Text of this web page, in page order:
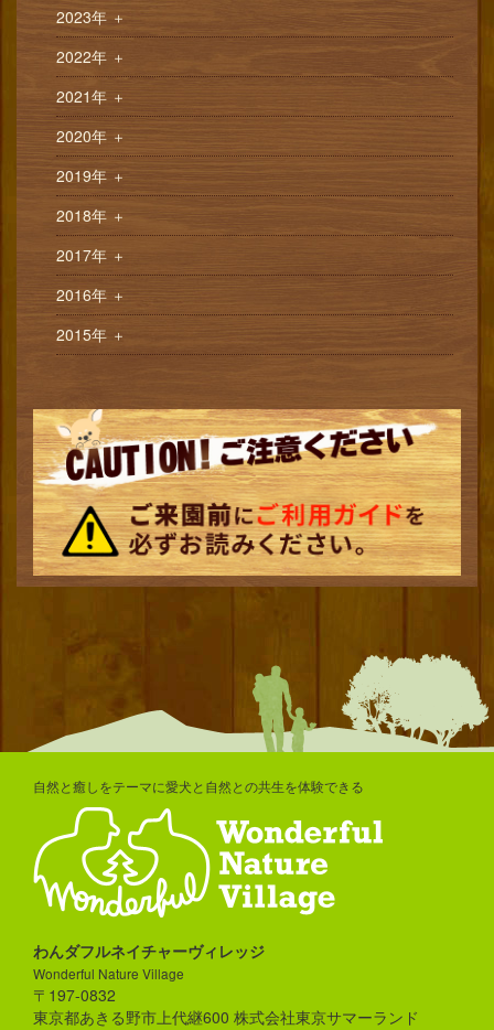
2023年 ＋
2022年 ＋
2021年 ＋
2020年 ＋
2019年 ＋
2018年 ＋
2017年 ＋
2016年 ＋
2015年 ＋
自然と癒しをテーマに愛犬と自然との共生を体験できる
わんダフルネイチャーヴィレッジ
Wonderful Nature Village
〒197-0832
東京都あきる野市上代継600 株式会社東京サマーランド